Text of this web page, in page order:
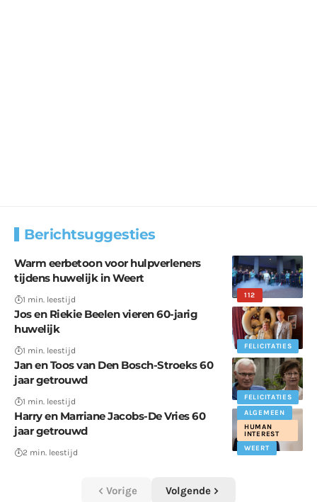
Berichtsuggesties
112
Warm eerbetoon voor hulpverleners
tijdens huwelijk in Weert
1 min. leestijd
FELICITATIES
Jos en Riekie Beelen vieren 60-jarig
huwelijk
1 min. leestijd
FELICITATIES
Jan en Toos van Den Bosch-Stroeks 60
jaar getrouwd
1 min. leestijd
ALGEMEEN
HUMAN
INTEREST
WEERT
Harry en Marriane Jacobs-De Vries 60
jaar getrouwd
2 min. leestijd
Vorige Volgende